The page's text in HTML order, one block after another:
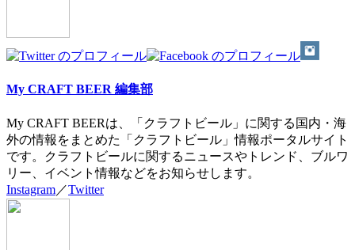
My CRAFT BEER 編集部
My CRAFT BEERは、「クラフトビール」に関する国内・海
外の情報をまとめた「クラフトビール」情報ポータルサイト
です。クラフトビールに関するニュースやトレンド、ブルワ
リー、イベント情報などをお知らせします。
Instagram／Twitter